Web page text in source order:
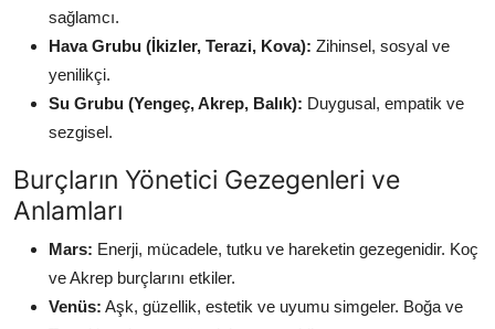
sağlamcı.
Hava Grubu (İkizler, Terazi, Kova): Zihinsel, sosyal ve
yenilikçi.
Su Grubu (Yengeç, Akrep, Balık): Duygusal, empatik ve
sezgisel.
Burçların Yönetici Gezegenleri ve
Anlamları
Mars: Enerji, mücadele, tutku ve hareketin gezegenidir. Koç
ve Akrep burçlarını etkiler.
Venüs: Aşk, güzellik, estetik ve uyumu simgeler. Boğa ve